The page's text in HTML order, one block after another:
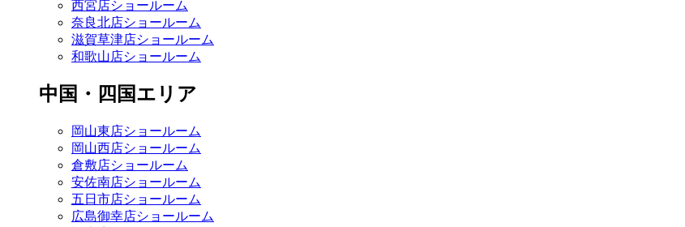
西宮店ショールーム
奈良北店ショールーム
滋賀草津店ショールーム
和歌山店ショールーム
中国・四国エリア
岡山東店ショールーム
岡山西店ショールーム
倉敷店ショールーム
安佐南店ショールーム
五日市店ショールーム
広島御幸店ショールーム